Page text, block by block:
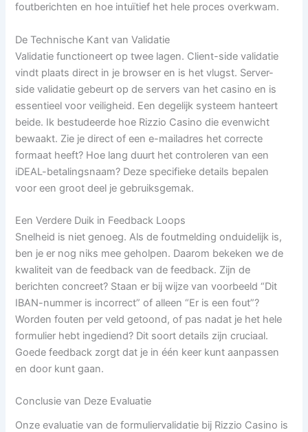
foutberichten en hoe intuïtief het hele proces overkwam.
De Technische Kant van Validatie
Validatie functioneert op twee lagen. Client-side validatie
vindt plaats direct in je browser en is het vlugst. Server-
side validatie gebeurt op de servers van het casino en is
essentieel voor veiligheid. Een degelijk systeem hanteert
beide. Ik bestudeerde hoe Rizzio Casino die evenwicht
bewaakt. Zie je direct of een e-mailadres het correcte
formaat heeft? Hoe lang duurt het controleren van een
iDEAL-betalingsnaam? Deze specifieke details bepalen
voor een groot deel je gebruiksgemak.
Een Verdere Duik in Feedback Loops
Snelheid is niet genoeg. Als de foutmelding onduidelijk is,
ben je er nog niks mee geholpen. Daarom bekeken we de
kwaliteit van de feedback van de feedback. Zijn de
berichten concreet? Staan er bij wijze van voorbeeld “Dit
IBAN-nummer is incorrect” of alleen “Er is een fout”?
Worden fouten per veld getoond, of pas nadat je het hele
formulier hebt ingediend? Dit soort details zijn cruciaal.
Goede feedback zorgt dat je in één keer kunt aanpassen
en door kunt gaan.
Conclusie van Deze Evaluatie
Onze evaluatie van de formuliervalidatie bij Rizzio Casino is